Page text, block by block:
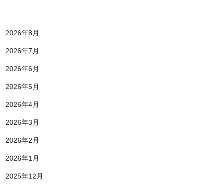
2026年8月
2026年7月
2026年6月
2026年5月
2026年4月
2026年3月
2026年2月
2026年1月
2025年12月